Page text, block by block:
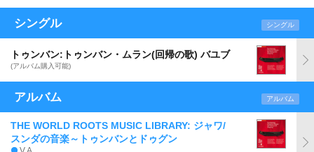
シングル シングル
トゥンバン:トゥンバン・ムラン(回帰の歌) バユブ
(アルバム購入可能)
アルバム アルバム
THE WORLD ROOTS MUSIC LIBRARY: ジャワ/
スンダの音楽～トゥンバンとドゥグン